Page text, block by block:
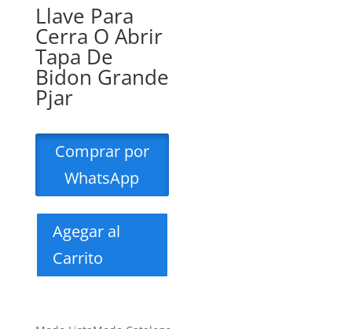
Llave Para
Cerra O Abrir
Tapa De
Bidon Grande
Pjar
Comprar por
WhatsApp
Agegar al
Carrito